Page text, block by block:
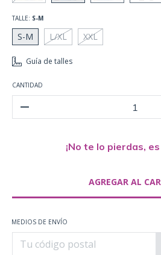
TALLE: S-M
S-M L/XL XXL
Guía de talles
CANTIDAD
¡No te lo pierdas,
MEDIOS DE ENVÍO